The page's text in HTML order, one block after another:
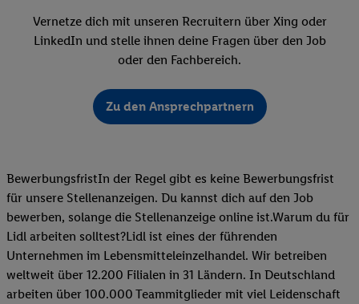
Vernetze dich mit unseren Recruitern über Xing oder
LinkedIn und stelle ihnen deine Fragen über den Job
oder den Fachbereich.
Zu den Ansprechpartnern
BewerbungsfristIn der Regel gibt es keine Bewerbungsfrist
für unsere Stellenanzeigen. Du kannst dich auf den Job
bewerben, solange die Stellenanzeige online ist.Warum du für
Lidl arbeiten solltest?Lidl ist eines der führenden
Unternehmen im Lebensmitteleinzelhandel. Wir betreiben
weltweit über 12.200 Filialen in 31 Ländern. In Deutschland
arbeiten über 100.000 Teammitglieder mit viel Leidenschaft